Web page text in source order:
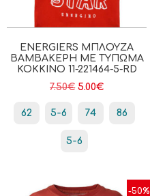
ENERGIERS ΜΠΛΟΎΖΑ
ΒΑΜΒΑΚΕΡΉ ΜΕ ΤΎΠΩΜΑ
ΚΟΚΚΙΝΟ 11-221464-5-RD
7.50€ 5.00€
62 5-6 74 86
5-6
-50%